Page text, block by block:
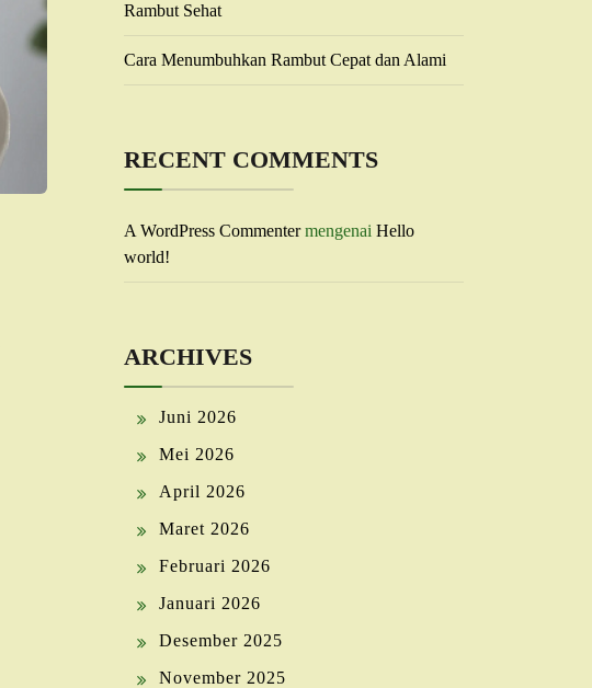
Rambut Sehat
Cara Menumbuhkan Rambut Cepat dan Alami
RECENT COMMENTS
A WordPress Commentermengenai Hello
world!
ARCHIVES
Juni 2026
Mei 2026
April 2026
Maret 2026
Februari 2026
Januari 2026
Desember 2025
November 2025